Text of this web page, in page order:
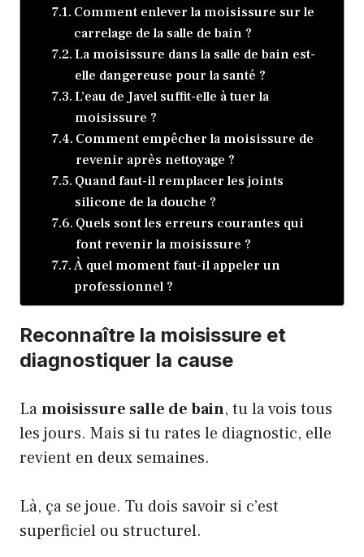
Comment enlever la moisissure sur le
carrelage de la salle de bain ?
La moisissure dans la salle de bain est-
elle dangereuse pour la santé ?
L’eau de Javel suffit-elle à tuer la
moisissure ?
Comment empêcher la moisissure de
revenir après nettoyage ?
Quand faut-il remplacer les joints
silicone de la douche ?
Quels sont les erreurs courantes qui
font revenir la moisissure ?
À quel moment faut-il appeler un
professionnel ?
Reconnaître la moisissure et
diagnostiquer la cause
Lamoisissure salle de bain, tu la vois tous
les jours. Mais si tu rates le diagnostic, elle
revient en deux semaines.
Là, ça se joue. Tu dois savoir si c’est
superficiel ou structurel.